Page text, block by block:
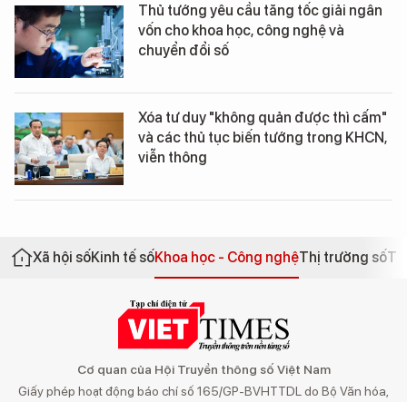
Thủ tướng yêu cầu tăng tốc giải ngân
vốn cho khoa học, công nghệ và
chuyển đổi số
Xóa tư duy "không quản được thì cấm"
và các thủ tục biến tướng trong KHCN,
viễn thông
Xã hội sốKinh tế sốKhoa học - Công nghệThị trường số
Cơ quan của Hội Truyền thông số Việt Nam
Giấy phép hoạt động báo chí số 165/GP-BVHTTDL do Bộ Văn hóa,